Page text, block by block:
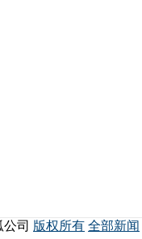
公司 版权所有 全部新闻